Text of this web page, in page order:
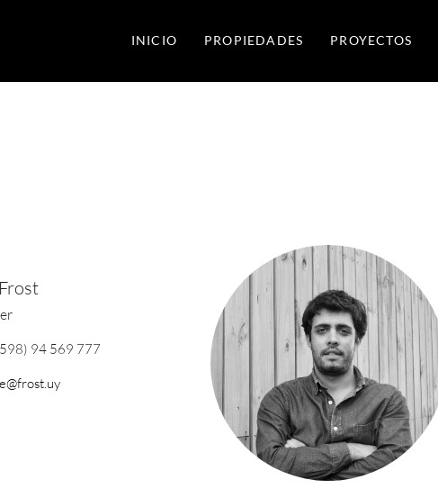
INICIO PROPIEDADES PROYECTOS
94 569 777